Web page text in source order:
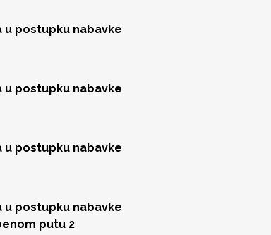
postupku nabavke
postupku nabavke
postupku nabavke
postupku nabavke
putu 2